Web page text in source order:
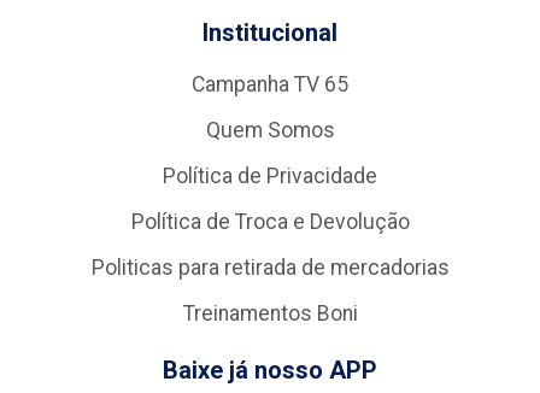
Institucional
Campanha TV 65
Quem Somos
Política de Privacidade
Política de Troca e Devolução
Politicas para retirada de mercadorias
Treinamentos Boni
Baixe já nosso APP